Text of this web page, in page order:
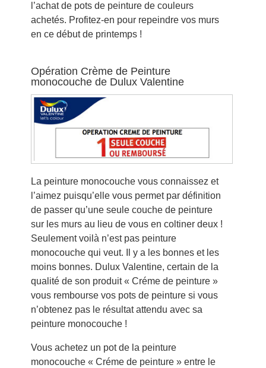
l’achat de pots de peinture de couleurs
achetés. Profitez-en pour repeindre vos murs
en ce début de printemps !
Opération Crème de Peinture
monocouche de Dulux Valentine
La peinture monocouche vous connaissez et
l’aimez puisqu’elle vous permet par définition
de passer qu’une seule couche de peinture
sur les murs au lieu de vous en coltiner deux !
Seulement voilà n’est pas peinture
monocouche qui veut. Il y a les bonnes et les
moins bonnes. Dulux Valentine, certain de la
qualité de son produit « Créme de peinture »
vous rembourse vos pots de peinture si vous
n’obtenez pas le résultat attendu avec sa
peinture monocouche !
Vous achetez un pot de la peinture
monocouche « Créme de peinture » entre le